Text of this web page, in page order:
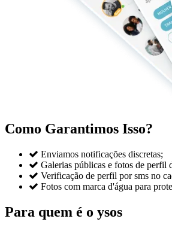
Como Garantimos Isso?
 Enviamos notificações discretas;
 Galerias públicas e fotos de perfil
 Verificação de perfil por sms no
 Fotos com marca d'água para
Para quem é o ysos